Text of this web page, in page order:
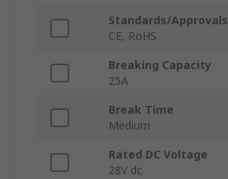
Standards/Approvals
CE, RoHS
Breaking Capacity
25A
Break Time
Medium
Rated DC Voltage
28V dc